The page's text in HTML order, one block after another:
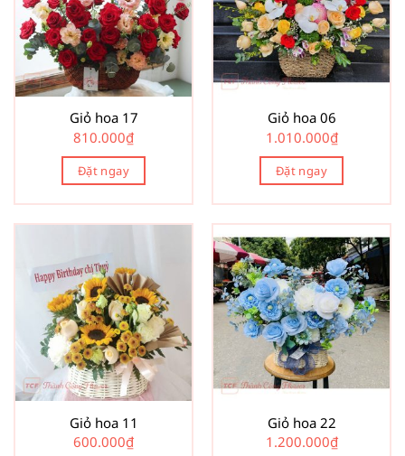
Giỏ hoa 17
810.000₫
Đặt ngay
Giỏ hoa 06
1.010.000₫
Đặt ngay
Giỏ hoa 11
600.000₫
Giỏ hoa 22
1.200.000₫